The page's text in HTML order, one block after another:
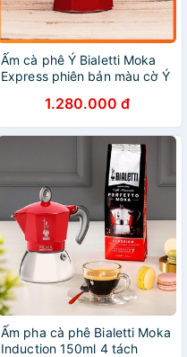
Ấm cà phê Ý Bialetti Moka
Express phiên bản màu cờ Ý
1.280.000 đ
Ấm pha cà phê Bialetti Moka
Induction 150ml 4 tách